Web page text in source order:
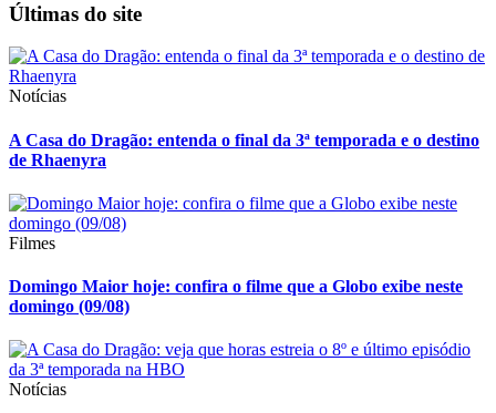
Últimas do site
Notícias
A Casa do Dragão: entenda o final da 3ª temporada e o destino
de Rhaenyra
Filmes
Domingo Maior hoje: confira o filme que a Globo exibe neste
domingo (09/08)
Notícias